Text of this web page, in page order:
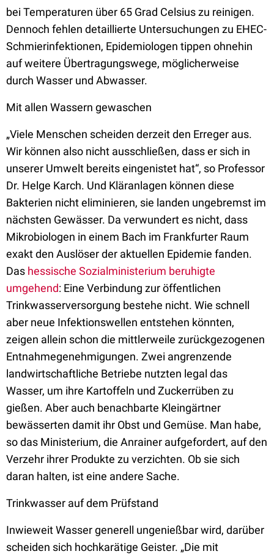
bei Temperaturen über 65 Grad Celsius zu reinigen.
Dennoch fehlen detaillierte Untersuchungen zu EHEC-
Schmierinfektionen, Epidemiologen tippen ohnehin
auf weitere Übertragungswege, möglicherweise
durch Wasser und Abwasser.
Mit allen Wassern gewaschen
„Viele Menschen scheiden derzeit den Erreger aus.
Wir können also nicht ausschließen, dass er sich in
unserer Umwelt bereits eingenistet hat“, so Professor
Dr. Helge Karch. Und Kläranlagen können diese
Bakterien nicht eliminieren, sie landen ungebremst im
nächsten Gewässer. Da verwundert es nicht, dass
Mikrobiologen in einem Bach im Frankfurter Raum
exakt den Auslöser der aktuellen Epidemie fanden.
Das hessische Sozialministerium beruhigte
umgehend: Eine Verbindung zur öffentlichen
Trinkwasserversorgung bestehe nicht. Wie schnell
aber neue Infektionswellen entstehen könnten,
zeigen allein schon die mittlerweile zurückgezogenen
Entnahmegenehmigungen. Zwei angrenzende
landwirtschaftliche Betriebe nutzten legal das
Wasser, um ihre Kartoffeln und Zuckerrüben zu
gießen. Aber auch benachbarte Kleingärtner
bewässerten damit ihr Obst und Gemüse. Man habe,
so das Ministerium, die Anrainer aufgefordert, auf den
Verzehr ihrer Produkte zu verzichten. Ob sie sich
daran halten, ist eine andere Sache.
Trinkwasser auf dem Prüfstand
Inwieweit Wasser generell ungenießbar wird, darüber
scheiden sich hochkarätige Geister. „Die mit